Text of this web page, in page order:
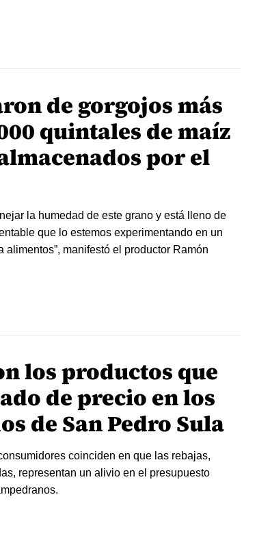
de gorgojos más
quintales de maíz
por el
la humedad de este grano y está lleno de
que lo estemos experimentando en un
alimentos”, manifestó el productor Ramón
los productos que
de precio en los
de San Pedro Sula
coinciden en que las rebajas,
representan un alivio en el presupuesto